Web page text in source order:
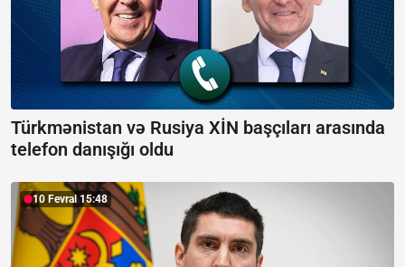
Türkmənistan və Rusiya XİN başçıları arasında
telefon danışığı oldu
10 Fevral 15:48